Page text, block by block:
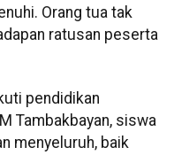
Orang tua tak
ratusan peserta
pendidikan
Tambakbayan, siswa
menyeluruh, baik